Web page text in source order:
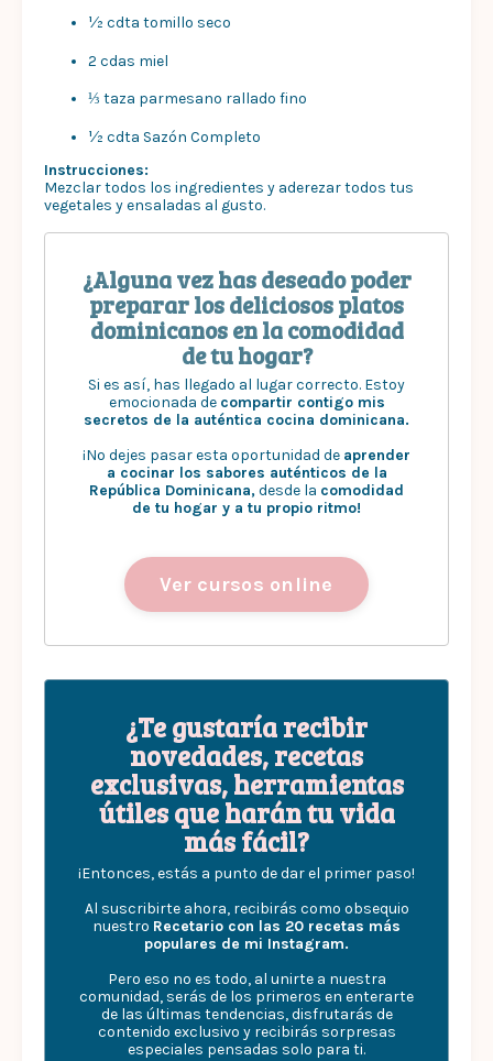
½ cdta tomillo seco
2 cdas miel
⅓ taza parmesano rallado fino
½ cdta Sazón Completo
Instrucciones:
Mezclar todos los ingredientes y aderezar todos tus
vegetales y ensaladas al gusto.
¿Alguna vez has deseado poder
preparar los deliciosos platos
dominicanos en la comodidad
de tu hogar?
Si es así, has llegado al lugar correcto. Estoy
emocionada de compartir contigo mis
secretos de la auténtica cocina dominicana.
¡No dejes pasar esta oportunidad de aprender
a cocinar los sabores auténticos de la
República Dominicana,desde la comodidad
de tu hogar y a tu propio ritmo!
Ver cursos online
¿Te gustaría recibir
novedades, recetas
exclusivas, herramientas
útiles que harán tu vida
más fácil?
¡Entonces, estás a punto de dar el primer paso!
Al suscribirte ahora, recibirás como obsequio
nuestro Recetario con las 20 recetas más
populares de mi Instagram.
Pero eso no es todo, al unirte a nuestra
comunidad, serás de los primeros en enterarte
de las últimas tendencias, disfrutarás de
contenido exclusivo y recibirás sorpresas
especiales pensadas solo para ti.